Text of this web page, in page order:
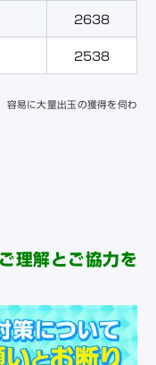
2638
2538
容易に大量出玉の獲得を伺わ
理解とご協力を